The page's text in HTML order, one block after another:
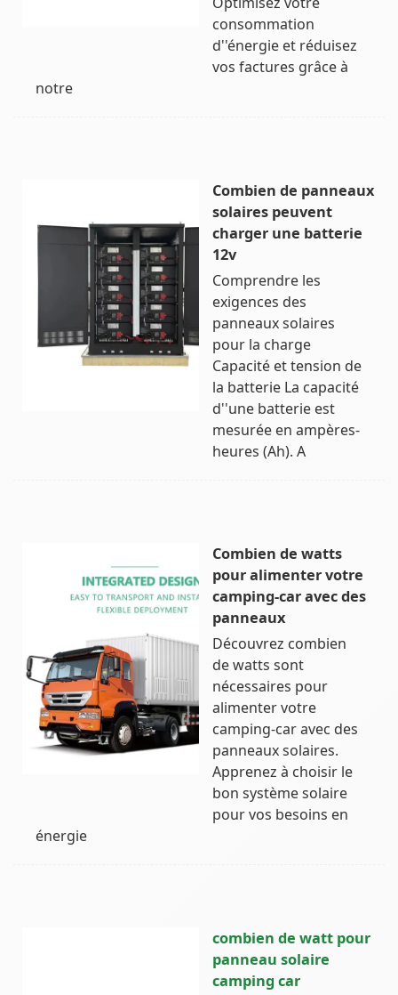
consommation
d''énergie et réduisez
vos factures grâce à
notre
Combien de panneaux
solaires peuvent
charger une batterie
12v
Comprendre les
exigences des
panneaux solaires
pour la charge
Capacité et tension de
la batterie La capacité
d''une batterie est
mesurée en ampères-
heures (Ah). A
Combien de watts
pour alimenter votre
camping-car avec des
panneaux
Découvrez combien
de watts sont
nécessaires pour
alimenter votre
camping-car avec des
panneaux solaires.
Apprenez à choisir le
bon système solaire
pour vos besoins en
énergie
combien de watt pour
panneau solaire
camping car